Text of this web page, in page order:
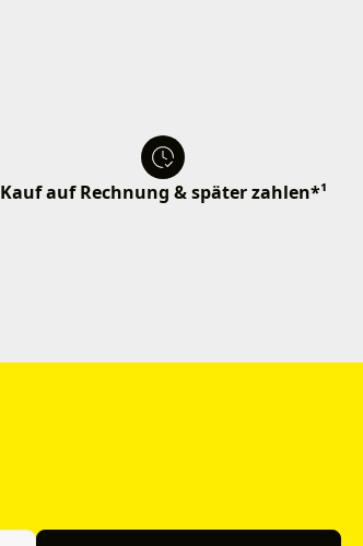
Kauf auf Rechnung & später zahlen*¹